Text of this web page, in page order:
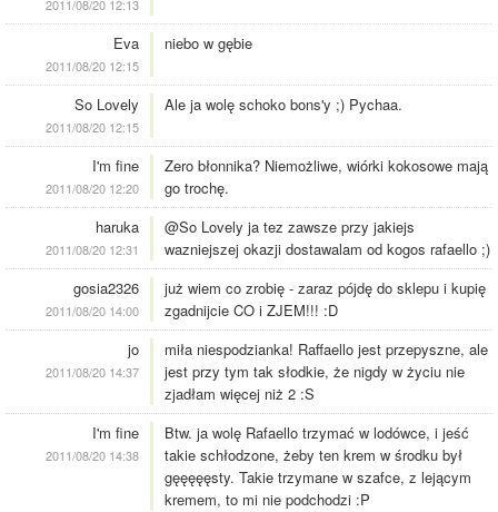
2011/08/20 12:13
Eva
2011/08/20 12:15
niebo w gębie
So Lovely
2011/08/20 12:15
Ale ja wolę schoko bons'y ;) Pychaa.
I'm fine
2011/08/20 12:20
Zero błonnika? Niemożliwe, wiórki kokosowe mają
go trochę.
haruka
2011/08/20 12:31
@So Lovely ja tez zawsze przy jakiejs
wazniejszej okazji dostawalam od kogos rafaello ;)
gosia2326
2011/08/20 14:00
już wiem co zrobię - zaraz pójdę do sklepu i kupię
zgadnijcie CO i ZJEM!!! :D
jo
2011/08/20 14:37
miła niespodzianka! Raffaello jest przepyszne, ale
jest przy tym tak słodkie, że nigdy w życiu nie
zjadłam więcej niż 2 :S
I'm fine
2011/08/20 14:38
Btw. ja wolę Rafaello trzymać w lodówce, i jeść
takie schłodzone, żeby ten krem w środku był
gęęęęęsty. Takie trzymane w szafce, z lejącym
kremem, to mi nie podchodzi :P